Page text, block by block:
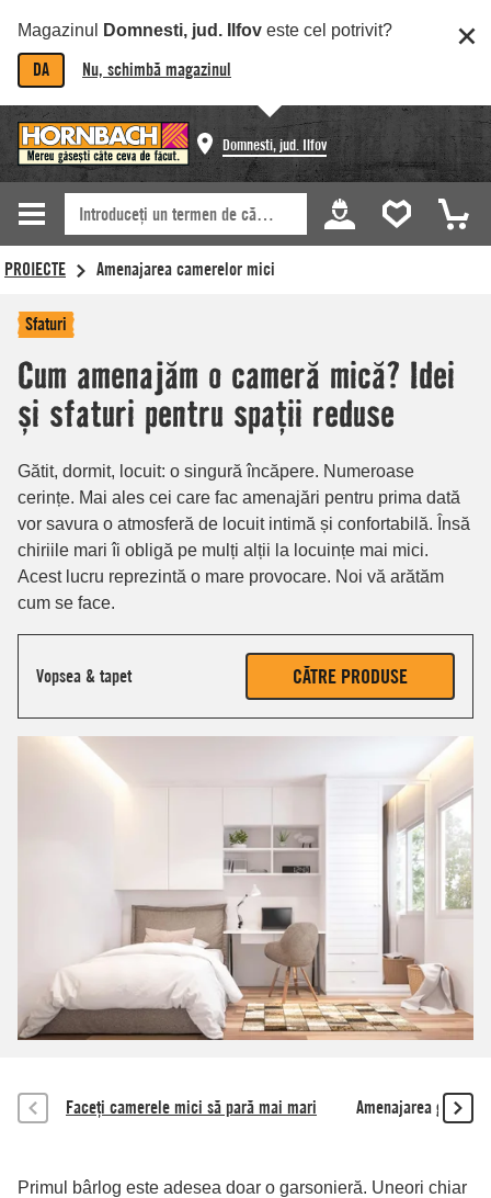
Magazinul Domnesti, jud. Ilfov este cel potrivit?
DA Nu, schimbă magazinul
Domnesti, jud. Ilfov